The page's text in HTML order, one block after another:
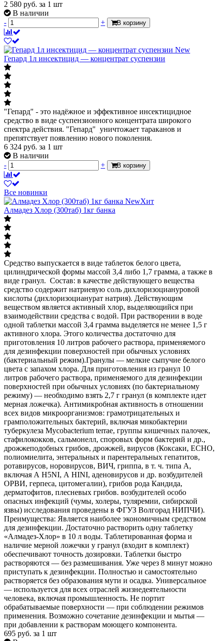
2 580 руб. за 1 шт
В наличии
-
+ В корзину
New
Гепард 1л инсектицид — концентрат суспензии
"Гепард" - это надёжное и эффективное инсектицидное
средство в виде суспензионного концентрата широкого
спектра действия. "Гепард" уничтожает тараканов и
препятствует появлению нового поколения.
6 324 руб. за 1 шт
В наличии
-
+ В корзину
Все новинки
NewХит
Алмадез Хлор (300таб) 1кг банка
Средство выпускается в виде таблеток белого цвета,
цилиндрической формы массой 3,4 либо 1,7 грамма, а также в
виде гранул. Состав: в качестве действующего вещества
средство содержит натриевую соль дихлоризоциануровой
кислоты (дихлоризоцианурат натрия). Действующим
веществом является активный хлор, выделяющийся при
взаимодействии средства с водой. При растворении в воде
одной таблетки массой 3,4 грамма выделяется не менее 1,5 г
активного хлора. Этого количества достаточно для
приготовления 10 литров рабочего раствора, применяемого
для дезинфекции поверхностей при обычных условиях
(бактериальный режим).Гранулы — мелкие сыпучие белого
цвета с запахом хлора. Для приготовления из гранул 10
литров рабочего раствора, применяемого для дезинфекции
поверхностей при обычных условиях (по бактериальному
режиму) — необходимо взять 2,7 г гранул (в комплекте идет
мерная ложечка). Антимикробная активность в отношении
всех видов микроорганизмов: грамотрицательных и
грамположительных бактерий, включая микобактерии
туберкулеза Mycobacterium terrae, группы кишечных палочек,
стафилококков, сальмонелл, споровых форм бактерий и др.,
дрожжеподобных грибов, дрожжей, вирусов (Коксаки, ЕСНО,
полиомиелита, энтеральных и парентеральных гепатитов,
ротавирусов, норовирусов, ВИЧ, гриппа, в т. ч. типа А,
включая А H5NI, А HINI, аденовирусов и др. возбудителей
ОРВИ, герпеса, цитомегалии), грибов рода Кандида,
дерматофитов, плесневых грибов. возбудителей особо
опасных инфекций (чумы, холеры, туляремии, сибирской
язвы) исследования проведены в ФГУЗ Волгорад НИПЧИ).
Преимущества: Является наиболее экономичным средством
для дезинфекции. Достаточно растворить одну таблетку
«Алмадез-Хлор» в 10 л воды. Таблетированная форма и
наличие мерной ложечки у гранул (входит в комплект)
обеспечивают точность дозировки. Таблетки быстро
растворяются — без размешивания. Уже через 8 минут можно
приступать к дезинфекции. Полностью и самостоятельно
растворяется без образования мути и осадка. Универсальное
— используется для всех отраслей жизнедеятельности
человека, включая промышленность. Не портит
обрабатываемые поверхности — при соблюдении режимов
применения. Возможно сочетание дезинфекции и мытья —
при добавлении к растворам моющего компонента.
695 руб. за 1 шт